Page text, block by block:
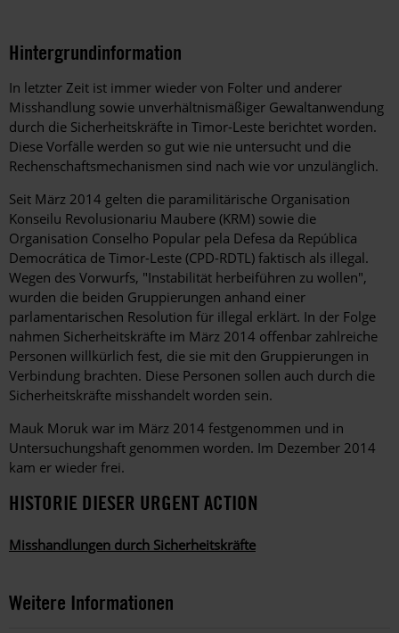
Hintergrundinformation
Hintergrund
In letzter Zeit ist immer wieder von Folter und anderer
Misshandlung sowie unverhältnismäßiger Gewaltanwendung
durch die Sicherheitskräfte in Timor-Leste berichtet worden.
Diese Vorfälle werden so gut wie nie untersucht und die
Rechenschaftsmechanismen sind nach wie vor unzulänglich.
Seit März 2014 gelten die paramilitärische Organisation
Konseilu Revolusionariu Maubere (KRM) sowie die
Organisation Conselho Popular pela Defesa da República
Democrática de Timor-Leste (CPD-RDTL) faktisch als illegal.
Wegen des Vorwurfs, "Instabilität herbeiführen zu wollen",
wurden die beiden Gruppierungen anhand einer
parlamentarischen Resolution für illegal erklärt. In der Folge
nahmen Sicherheitskräfte im März 2014 offenbar zahlreiche
Personen willkürlich fest, die sie mit den Gruppierungen in
Verbindung brachten. Diese Personen sollen auch durch die
Sicherheitskräfte misshandelt worden sein.
Mauk Moruk war im März 2014 festgenommen und in
Untersuchungshaft genommen worden. Im Dezember 2014
kam er wieder frei.
HISTORIE DIESER URGENT ACTION
Misshandlungen durch Sicherheitskräfte
Weitere Informationen